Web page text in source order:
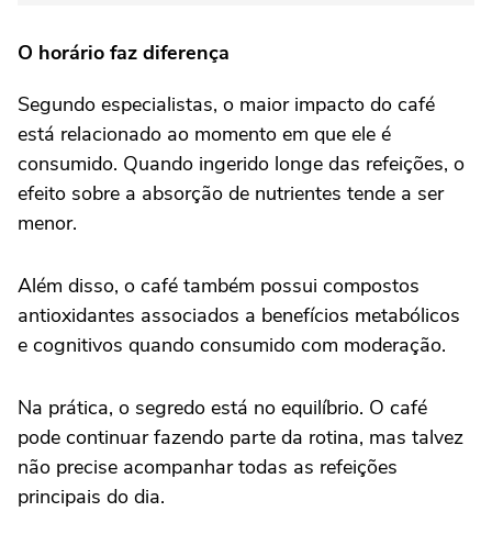
O horário faz diferença
Segundo especialistas, o maior impacto do café
está relacionado ao momento em que ele é
consumido. Quando ingerido longe das refeições, o
efeito sobre a absorção de nutrientes tende a ser
menor.
Além disso, o café também possui compostos
antioxidantes associados a benefícios metabólicos
e cognitivos quando consumido com moderação.
Na prática, o segredo está no equilíbrio. O café
pode continuar fazendo parte da rotina, mas talvez
não precise acompanhar todas as refeições
principais do dia.